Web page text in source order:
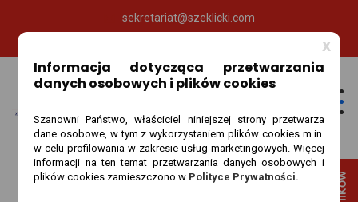
sekretariat@szeklicki.com
Informacja dotycząca przetwarzania
danych osobowych i plików cookies
Szanowni Państwo, właściciel niniejszej strony przetwarza
dane osobowe, w tym z wykorzystaniem plików cookies m.in.
w celu profilowania w zakresie usług marketingowych. Więcej
informacji na ten temat przetwarzania danych osobowych i
plików cookies zamieszczono w Polityce Prywatności.
x